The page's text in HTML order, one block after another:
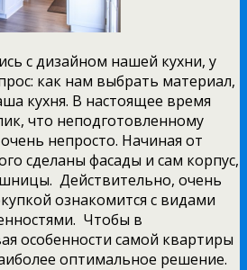
с дизайном нашей кухни, у
как нам выбрать материал,
кухня. В настоящее время
что неподготовленному
непросто. Начиная от
сделаны фасады и сам корпус,
Действительно, очень
ознакомится с видами
Чтобы в
особенности самой квартиры
оптимальное решение.